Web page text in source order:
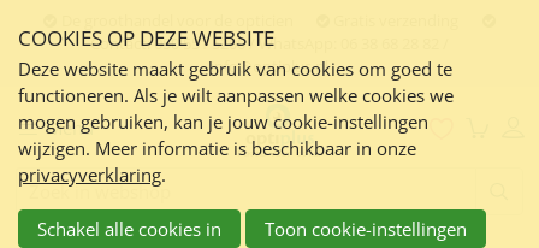
links
over
Spring
naar
de
inhoud
Spring
naar
Contact:050 551 5200 / WhatsApp: 06 38 68 28 82 /
info@optiplus.nl
Menu
Zoeken:
COOKIES OP DEZE WEBSITE
Deze website maakt gebruik van cookies om goed te
functioneren. Als je wilt aanpassen welke cookies we
mogen gebruiken, kan je jouw cookie-instellingen
wijzigen. Meer informatie is beschikbaar in onze
privacyverklaring.
Schakel alle cookies in
Toon cookie-instellingen